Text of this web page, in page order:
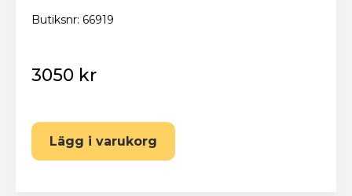
Butiksnr: 66919
3050 kr
Lägg i varukorg